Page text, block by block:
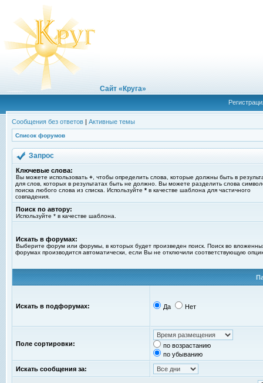
Сайт «Круга»
Сообщения без ответов | Активные темы
Список форумов
Запрос
Ключевые слова:
Вы можете использовать + , чтобы определить слова, которые должны быть в
для слов, которых в результатах быть не должно. Вы можете разделить слова
поиска любого слова из списка. Используйте * в качестве шаблона для частичного
совпадения.
Поиск по автору:
Используйте * в качестве шаблона.
Искать в форумах:
Выберите форум или форумы, в которых будет произведен поиск. Поиск во
форумах производится автоматически, если Вы не отключили соответствующую
Искать в подфорумах: Да Нет
Поле сортировки:
по возрастанию
по убыванию
Искать сообщения за: